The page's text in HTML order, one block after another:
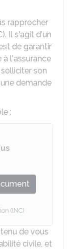
rapprocher
. Il s'agit d'un
de garantir
à l'assurance
son
demande
:
(INC)
de vous
civile, et